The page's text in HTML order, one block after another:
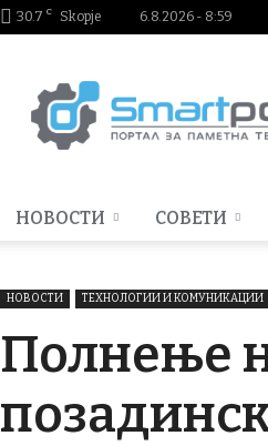
30.7 C Skopje 6.8.2026 - 8:59
НОВОСТИ СОВЕТИ
НОВОСТИ ТЕХНОЛОГИИ И КОМУНИКАЦИИ
Полнење